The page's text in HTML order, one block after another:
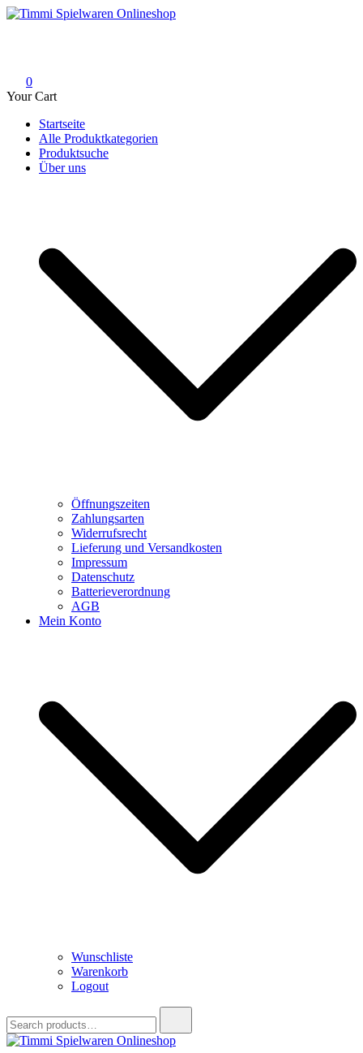
Skip
0
Your Cart
Startseite
Alle Produktkategorien
Produktsuche
Über uns
Öffnungszeiten
Zahlungsarten
Widerrufsrecht
Lieferung und Versandkosten
Impressum
Datenschutz
Batterieverordnung
AGB
Mein Konto
Wunschliste
Warenkorb
Logout
for: